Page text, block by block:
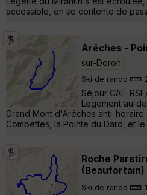
accessible, on se contente de
Arêches -
sur-Doron
Ski de rando
Séjour CAF-
Logement au-
Grand Mont d'Arêches anti-
Combettes, la Pointe du Dard, et
Roche
(Beaufortain)
Ski de rando